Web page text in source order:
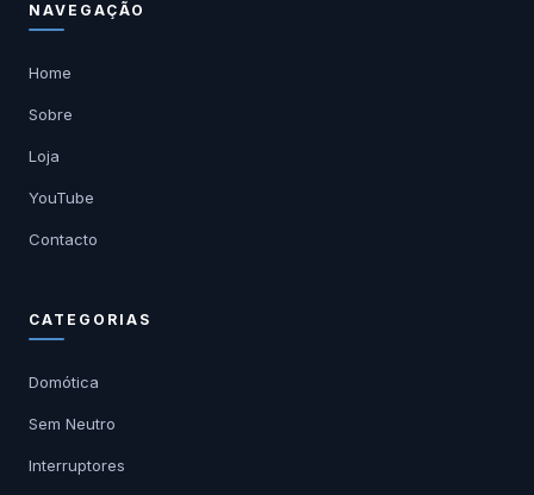
NAVEGAÇÃO
Home
Sobre
Loja
YouTube
Contacto
CATEGORIAS
Domótica
Sem Neutro
Interruptores